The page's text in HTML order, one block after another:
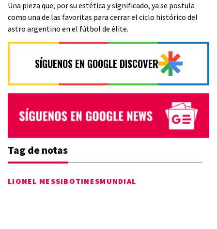
Una pieza que, por su estética y significado, ya se postula
como una de las favoritas para cerrar el ciclo histórico del
astro argentino en el fútbol de élite.
SÍGUENOS EN GOOGLE DISCOVER
Tag de notas
LIONEL MESSIBOTINESMUNDIAL